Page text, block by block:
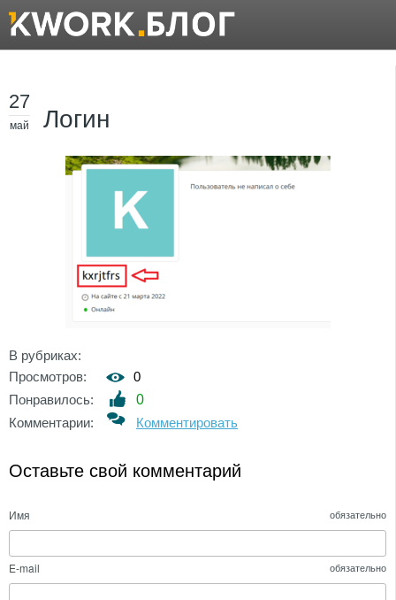
27
май Логин
В рубриках:
Просмотров:
0
Понравилось:
0
Комментарии:
Комментировать
Оставьте свой комментарий
Имя обязательно
E-mail обязательно